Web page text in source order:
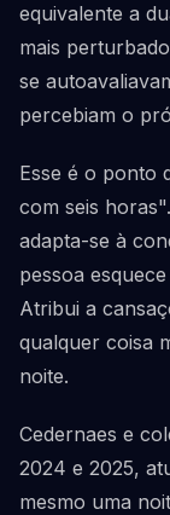
equivalente a
mais
se
percebiam o
Esse é o ponto
com seis
adapta-se à
pessoa
Atribui a
qualquer coisa
noite.
Cedernaes e
2024 e 2025,
mesmo uma